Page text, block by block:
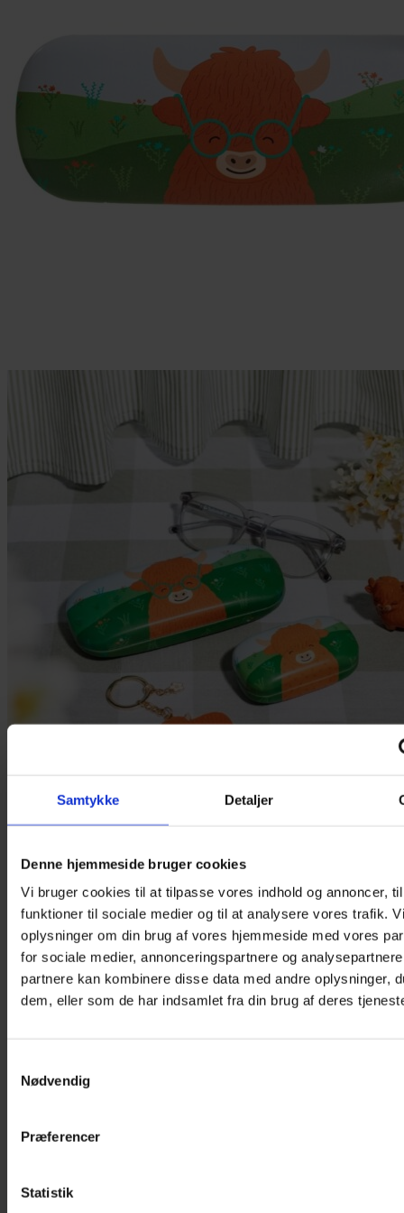
Samtykke Detaljer
Denne hjemmeside bruger cookies
Vi bruger cookies til at tilpasse vores indhold og annoncer,
funktioner til sociale medier og til at analysere vores trafik.
oplysninger om din brug af vores hjemmeside med vores
for sociale medier, annonceringspartnere og
partnere kan kombinere disse data med andre oplysninger,
dem, eller som de har indsamlet fra din brug af deres
Nødvendig
Præferencer
Statistik